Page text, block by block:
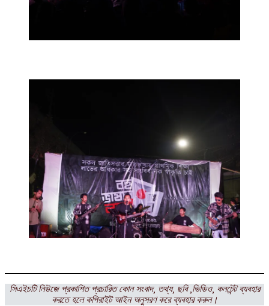
সিএইচটি নিউজে প্রকাশিত প্রচারিত কোন সংবাদ, তথ্য, ছবি ,ভিডিও, কনটেন্ট ব্যবহার
করতে হলে কপিরাইট আইন অনুসরণ করে ব্যবহার করুন।